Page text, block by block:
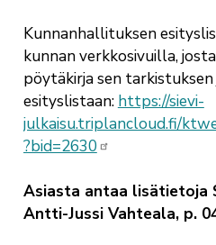
Kunnanhallituksen
kunnan verkkosivuilla,
pöytäkirja sen
esityslistaan: https://sievi-
julkaisu.triplancloud.fi/
?bid=2630
Asiasta antaa lisätietoja
Antti-Jussi Vahteala, p.